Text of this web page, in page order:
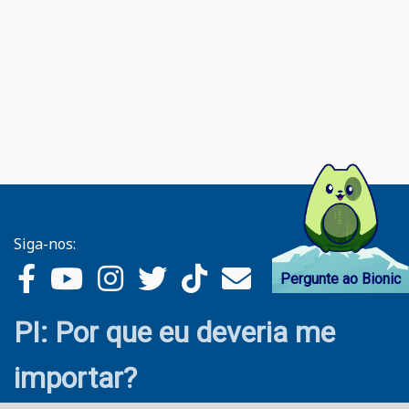
Pergunte ao Bionic
Siga-nos:
PI: Por que eu deveria me
importar?